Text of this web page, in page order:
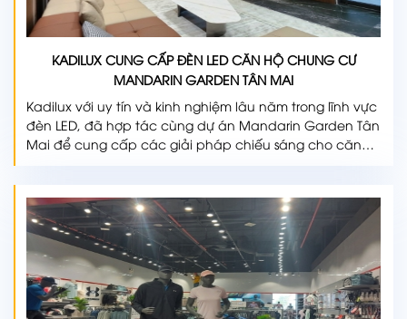
KADILUX CUNG CẤP ĐÈN LED CĂN HỘ CHUNG CƯ
MANDARIN GARDEN TÂN MAI
Kadilux với uy tín và kinh nghiệm lâu năm trong lĩnh vực
đèn LED, đã hợp tác cùng dự án Mandarin Garden Tân
Mai để cung cấp các giải pháp chiếu sáng cho căn